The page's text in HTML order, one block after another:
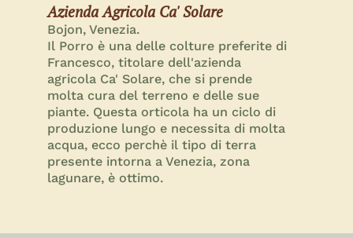
Azienda Agricola Ca' Solare
Bojon, Venezia.
Il Porro è una delle colture preferite di
Francesco, titolare dell'azienda
agricola Ca' Solare, che si prende
molta cura del terreno e delle sue
piante. Questa orticola ha un ciclo di
produzione lungo e necessita di molta
acqua, ecco perchè il tipo di terra
presente intorna a Venezia, zona
lagunare, è ottimo.